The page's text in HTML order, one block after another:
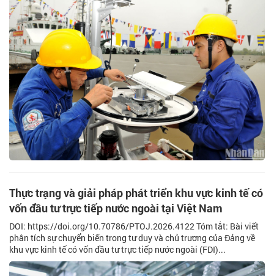
Thực trạng và giải pháp phát triển khu vực kinh tế có
vốn đầu tư trực tiếp nước ngoài tại Việt Nam
DOI: https://doi.org/10.70786/PTOJ.2026.4122 Tóm tắt: Bài viết
phân tích sự chuyển biến trong tư duy và chủ trương của Đảng về
khu vực kinh tế có vốn đầu tư trực tiếp nước ngoài (FDI)...